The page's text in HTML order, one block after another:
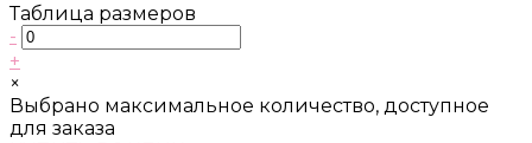
Таблица размеров
-
+
×
Выбрано максимальное количество, доступное
для заказа